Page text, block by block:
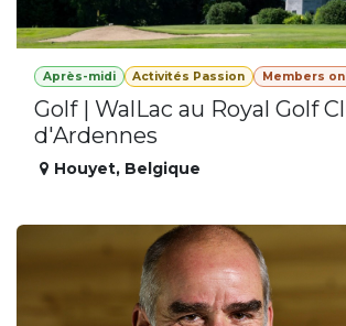
Après-midi Activités Passion Members
Golf | WalLac au Royal Golf
d'Ardennes
Houyet, Belgique